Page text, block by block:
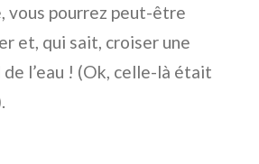
vous pourrez peut-être
et, qui sait, croiser une
de l’eau ! (Ok, celle-là était